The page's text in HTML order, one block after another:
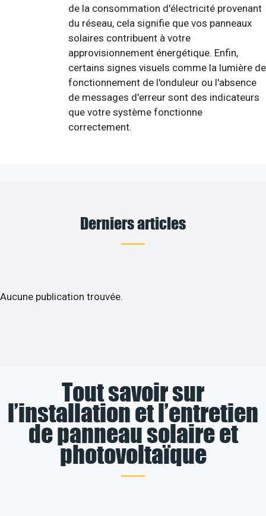
de la consommation d'électricité provenant
du réseau, cela signifie que vos panneaux
solaires contribuent à votre
approvisionnement énergétique. Enfin,
certains signes visuels comme la lumière de
fonctionnement de l'onduleur ou l'absence
de messages d'erreur sont des indicateurs
que votre système fonctionne
correctement.
Derniers articles
Aucune publication trouvée.
Tout savoir sur
l’installation et l’entretien
de panneau solaire et
photovoltaïque